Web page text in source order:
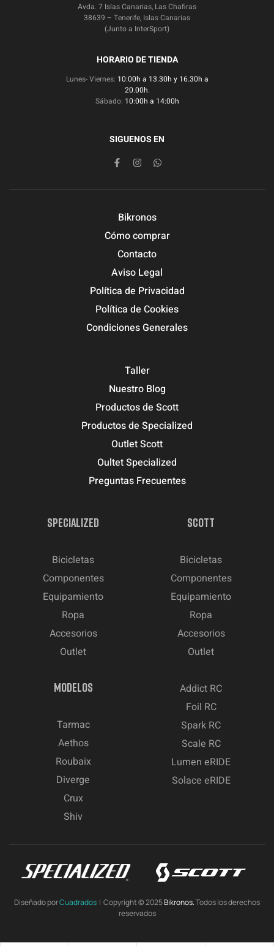
Avda. 7 Islas Canarias, Las Chafiras
38639 – Tenerife, Islas Canarias
(Junto a InterSport)
HORARIO DE TIENDA
Lunes- Viernes: 10:00h a 13.30h y 16.30h a
20.00h.
Sábado: 10:00h a 14:00h
SIGUENOS EN
Bikronos
Cómo comprar
Contacto
Aviso Legal
Política de Privacidad
Política de Cookies
Condiciones Generales
Taller
Nuestro Blog
Productos de Scott
Productos de Specialized
Outlet Scott
Oultet Specialized
Preguntas Frecuentes
SPECIALIZED
Bicicletas
Componentes
Equipamiento
Ropa
Accesorios
Outlet
SCOTT
Bicicletas
Componentes
Equipamiento
Ropa
Accesorios
Outlet
MODELOS
Tarmac
Aethos
Roubaix
Diverge
Crux
Shiv
Addict RC
Foil RC
Spark RC
Scale RC
Lumen eRIDE
Solace eRIDE
Diseñado porCuadrados | Copyright © 2025Bikronos.Todos los derechos
reservados